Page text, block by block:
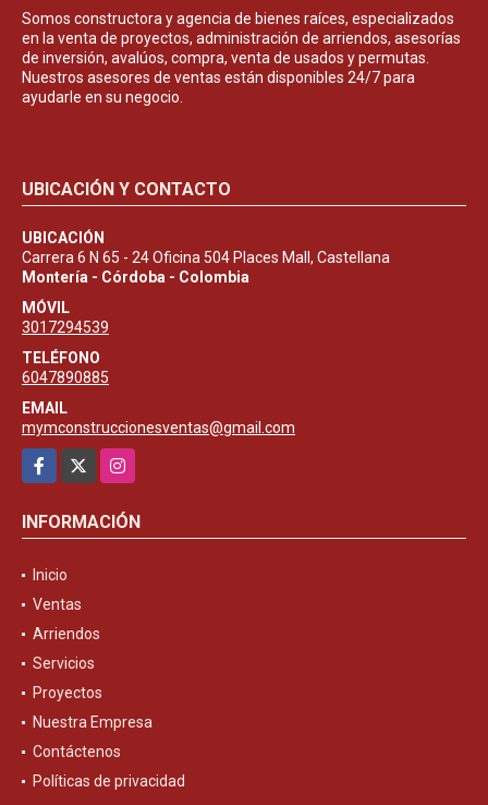
Somos constructora y agencia de bienes raíces, especializados
en la venta de proyectos, administración de arriendos, asesorías
de inversión, avalúos, compra, venta de usados y permutas.
Nuestros asesores de ventas están disponibles 24/7 para
ayudarle en su negocio.
UBICACIÓN Y CONTACTO
UBICACIÓN
Carrera 6 N 65 - 24 Oficina 504 Places Mall, Castellana
Montería - Córdoba - Colombia
MÓVIL
3017294539
TELÉFONO
6047890885
EMAIL
mymconstruccionesventas@gmail.com
Facebook
Instagram
INFORMACIÓN
Inicio
Ventas
Arriendos
Servicios
Proyectos
Nuestra Empresa
Contáctenos
Políticas de privacidad